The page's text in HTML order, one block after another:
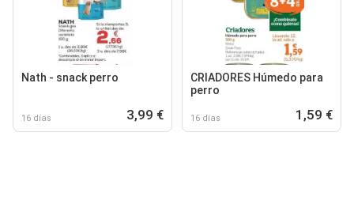
Nath - snack perro
16 días 3,99 €
CRIADORES Húmedo para
perro
16 días 1,59 €